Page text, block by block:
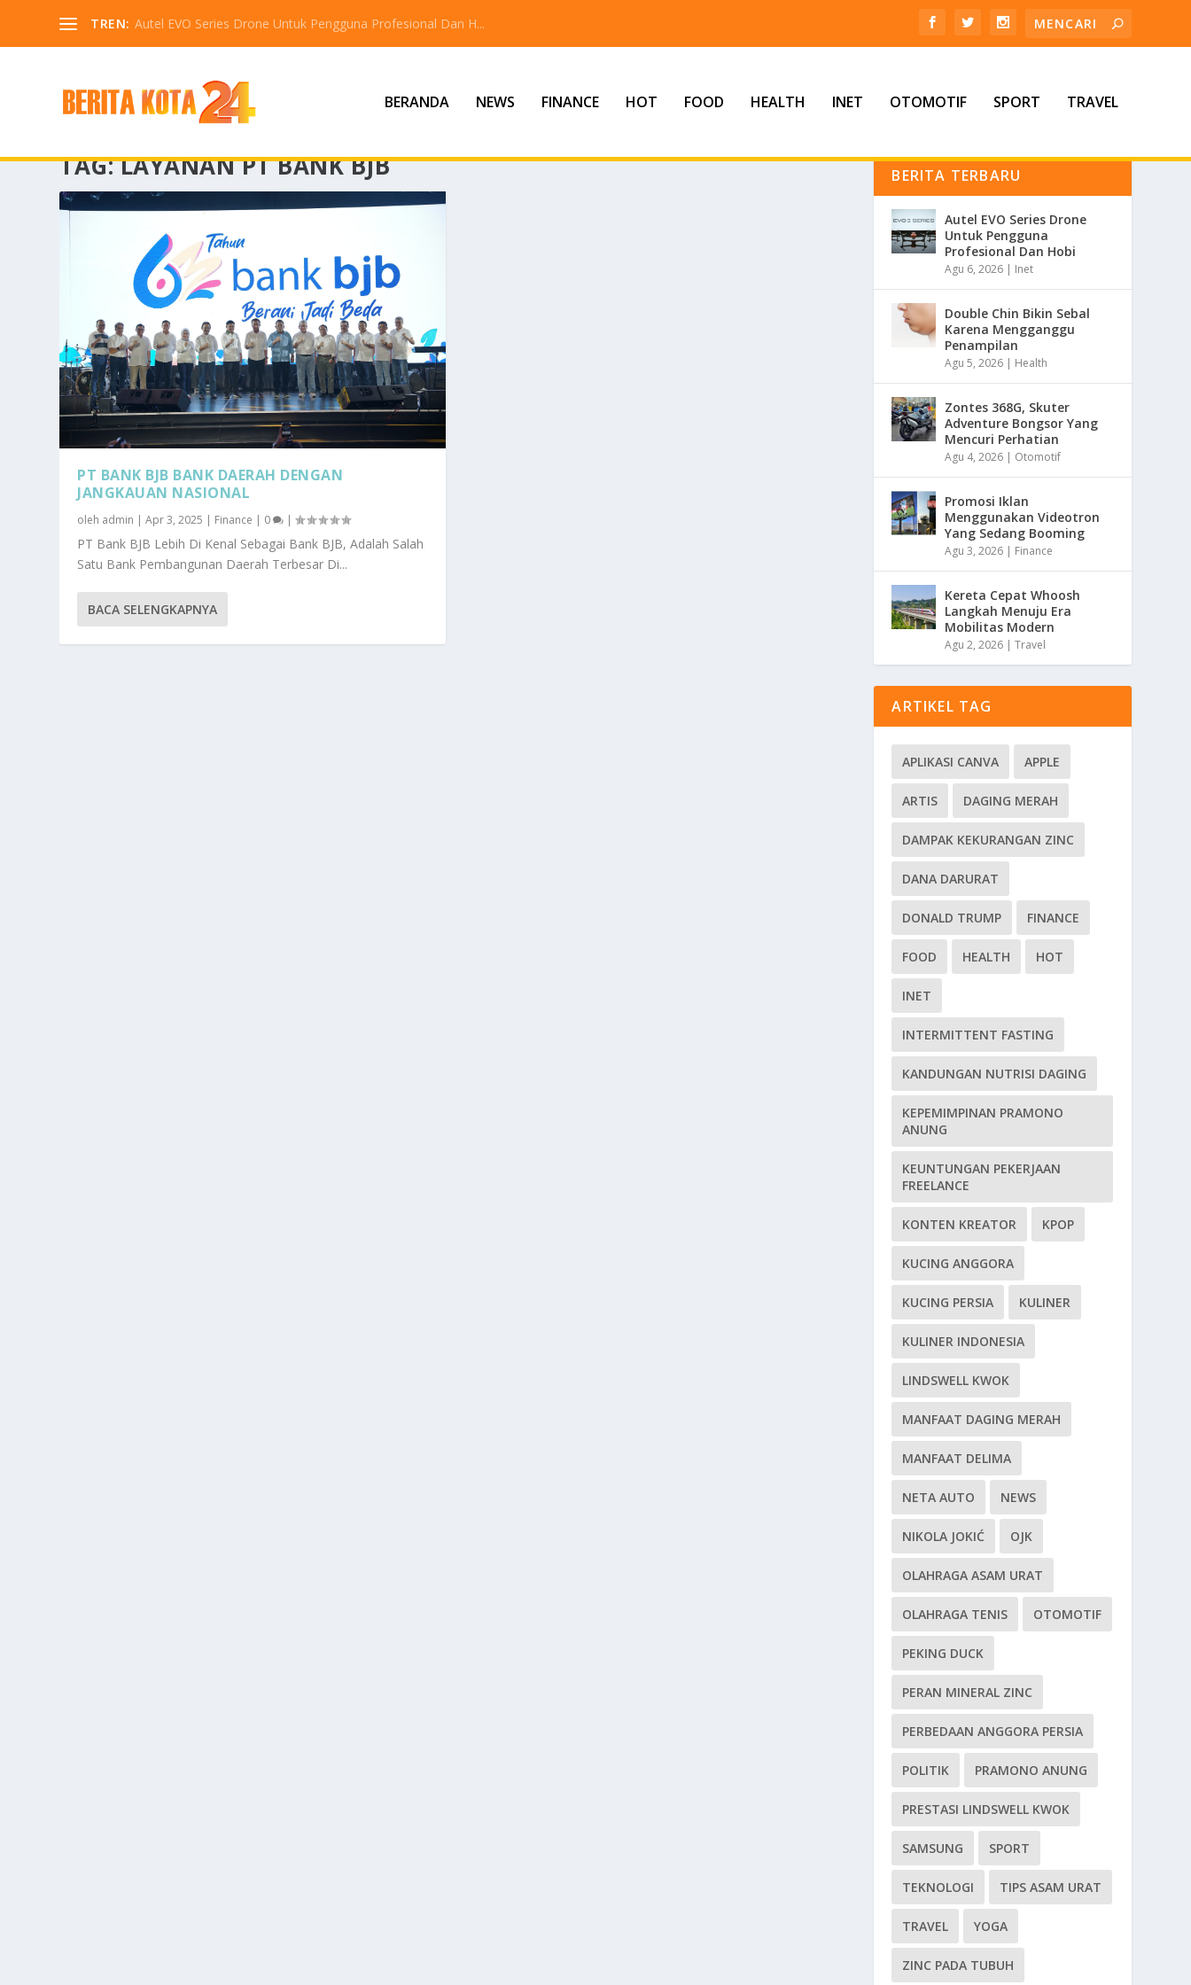
TREN: Autel EVO Series Drone Untuk Pengguna Profesional Dan H...
BERANDA NEWS FINANCE HOT FOOD HEALTH INET OTOMOTIF SPORT TRAVEL
TAG:LAYANAN PT BANK BJB
PT BANK BJB BANK DAERAH DENGAN
JANGKAUAN NASIONAL
oleh admin |Apr 3, 2025 Finance 0 |
PT Bank BJB Lebih Di Kenal Sebagai Bank BJB, Adalah Salah
Satu Bank Pembangunan Daerah Terbesar Di...
BACA SELENGKAPNYA
BERITA TERBARU
Autel EVO Series Drone
Untuk Pengguna
Profesional Dan Hobi
Agu 6, 2026 | Inet
Double Chin Bikin Sebal
Karena Mengganggu
Penampilan
Agu 5, 2026 | Health
Zontes 368G, Skuter
Adventure Bongsor Yang
Mencuri Perhatian
Agu 4, 2026 | Otomotif
Promosi Iklan
Menggunakan Videotron
Yang Sedang Booming
Agu 3, 2026 | Finance
Kereta Cepat Whoosh
Langkah Menuju Era
Mobilitas Modern
Agu 2, 2026 |Travel
ARTIKEL TAG
APLIKASI CANVA APPLE
ARTIS DAGING MERAH
DAMPAK KEKURANGAN ZINC
DANA DARURAT
DONALD TRUMP FINANCE
FOOD HEALTH HOT
INET
INTERMITTENT FASTING
KANDUNGAN NUTRISI DAGING
KEPEMIMPINAN PRAMONO
ANUNG
KEUNTUNGAN PEKERJAAN
FREELANCE
KONTEN KREATOR KPOP
KUCING ANGGORA
KUCING PERSIA KULINER
KULINER INDONESIA
LINDSWELL KWOK
MANFAAT DAGING MERAH
MANFAAT DELIMA
NETA AUTO NEWS
NIKOLA JOKIĆ OJK
OLAHRAGA ASAM URAT
OLAHRAGA TENIS OTOMOTIF
PEKING DUCK
PERAN MINERAL ZINC
PERBEDAAN ANGGORA PERSIA
POLITIK PRAMONO ANUNG
PRESTASI LINDSWELL KWOK
SAMSUNG SPORT
TEKNOLOGI TIPS ASAM URAT
TRAVEL YOGA
ZINC PADA TUBUH